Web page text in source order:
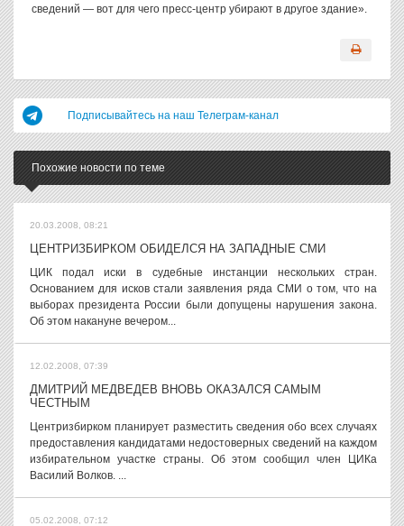
сведений — вот для чего пресс-центр убирают в другое здание».
Подписывайтесь на наш Телеграм-канал
Похожие новости по теме
20.03.2008, 08:21
ЦЕНТРИЗБИРКОМ ОБИДЕЛСЯ НА ЗАПАДНЫЕ СМИ
ЦИК подал иски в судебные инстанции нескольких стран.
Основанием для исков стали заявления ряда СМИ о том, что на
выборах президента России были допущены нарушения закона.
Об этом накануне вечером...
12.02.2008, 07:39
ДМИТРИЙ МЕДВЕДЕВ ВНОВЬ ОКАЗАЛСЯ САМЫМ
ЧЕСТНЫМ
Центризбирком планирует разместить сведения обо всех случаях
предоставления кандидатами недостоверных сведений на каждом
избирательном участке страны. Об этом сообщил член ЦИКа
Василий Волков. ...
05.02.2008, 07:12